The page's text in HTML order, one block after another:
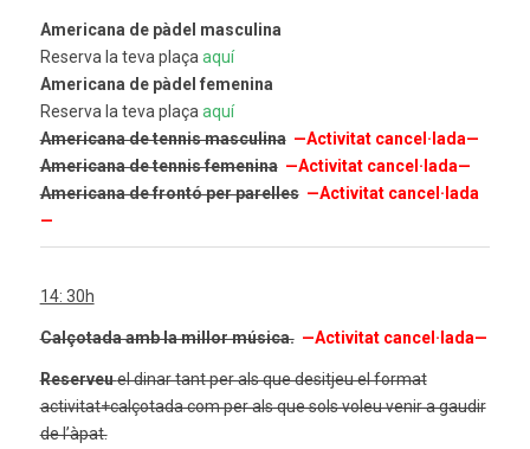
Americana de pàdel masculina
Reserva la teva plaçaaquí
Americana de pàdel femenina
Reserva la teva plaçaaquí
Americana de tennis masculina—Activitat cancel·lada—
Americana de tennis femenina —Activitat cancel·lada—
Americana de frontó per parelles —Activitat cancel·lada
—
14: 30h
Calçotada amb la millor música. —Activitat cancel·lada—
Reserveuel dinar tant per als que desitjeu el format
activitat+calçotada com per als que sols voleu venir a gaudir
de l’àpat.